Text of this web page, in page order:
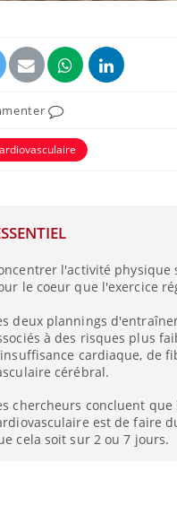
l'activité
le coeur que l'exercice
deux plannings
à des risques plus
cardiaque, de
cérébral.
chercheurs concluent
est de faire
cela soit sur 2 ou 7 jours.